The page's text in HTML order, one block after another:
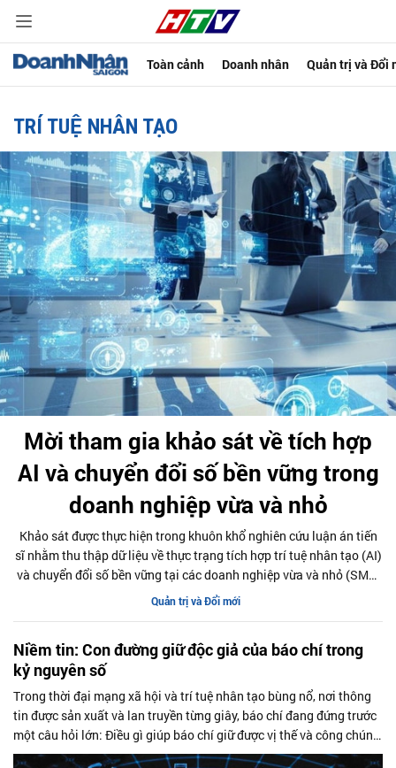
Toàn cảnh Doanh nhân Quản trị và Đổi
TRÍ TUỆ NHÂN TẠO
Mời tham gia khảo sát về tích hợp
AI và chuyển đổi số bền vững trong
doanh nghiệp vừa và nhỏ
Khảo sát được thực hiện trong khuôn khổ nghiên cứu luận án tiến
sĩ nhằm thu thập dữ liệu về thực trạng tích hợp trí tuệ nhân tạo (AI)
và chuyển đổi số bền vững tại các doanh nghiệp vừa và nhỏ (SME)
ở Việt Nam. Kết quả nghiên cứu kỳ vọng sẽ góp phần đề xuất các
giải pháp thúc đẩy ứng dụng AI và nâng cao năng lực cạnh tranh
Quản trị và Đổi mới
Niềm tin: Con đường giữ độc giả của báo chí trong
kỷ nguyên số
Trong thời đại mạng xã hội và trí tuệ nhân tạo bùng nổ, nơi thông
tin được sản xuất và lan truyền từng giây, báo chí đang đứng trước
một câu hỏi lớn: Điều gì giúp báo chí giữ được vị thế và công chúng
của mình?